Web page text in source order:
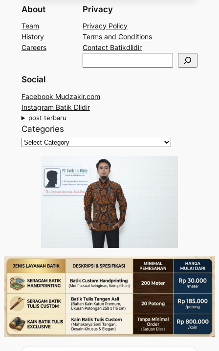
About
Team
History
Careers
Privacy
Privacy Policy
Terms and Conditions
Contact Batikdlidir
e
c
h
Social
Facebook Mudzakir.com
Instagram Batik Dlidir
post terbaru
Categories